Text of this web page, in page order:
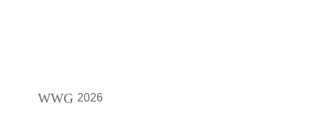
WWG 2026